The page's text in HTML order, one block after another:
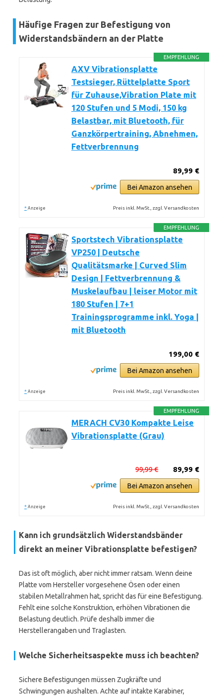
Häufige Fragen zur Befestigung von
Widerstandsbändern an der Platte
EMPFEHLUNG
AXV Vibrationsplatte
Testsieger, Rüttelplatte Sport
für Zuhause,Vibration Plate mit
120 Stufen und 5 Modi, 150 kg
Belastbar, mit Bluetooth, für
Ganzkörpertraining, Abnehmen,
Fettverbrennung
89,99 €
Bei Amazon ansehen
* Anzeige Preis inkl. MwSt., zzgl. Versandkosten
EMPFEHLUNG
Sportstech Vibrationsplatte
VP250 | Deutsche
Qualitätsmarke | Curved Slim
Design | Fettverbrennung &
Muskelaufbau | leiser Motor mit
180 Stufen | 7+1
Trainingsprogramme inkl. Yoga |
mit Bluetooth
199,00 €
Bei Amazon ansehen
* Anzeige Preis inkl. MwSt., zzgl. Versandkosten
EMPFEHLUNG
MERACH CV30 Kompakte Leise
Vibrationsplatte (Grau)
89,99 €
99,99 €
Bei Amazon ansehen
* Anzeige Preis inkl. MwSt., zzgl. Versandkosten
Kann ich grundsätzlich Widerstandsbänder
direkt an meiner Vibrationsplatte befestigen?
Das ist oft möglich, aber nicht immer ratsam. Wenn deine
Platte vom Hersteller vorgesehene Ösen oder einen
stabilen Metallrahmen hat, spricht das für eine Befestigung.
Fehlt eine solche Konstruktion, erhöhen Vibrationen die
Belastung deutlich. Prüfe deshalb immer die
Herstellerangaben und Traglasten.
Welche Sicherheitsaspekte muss ich beachten?
Sichere Befestigungen müssen Zugkräfte und
Schwingungen aushalten. Achte auf intakte Karabiner,